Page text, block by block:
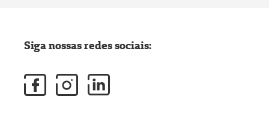
Siga nossas redes sociais: